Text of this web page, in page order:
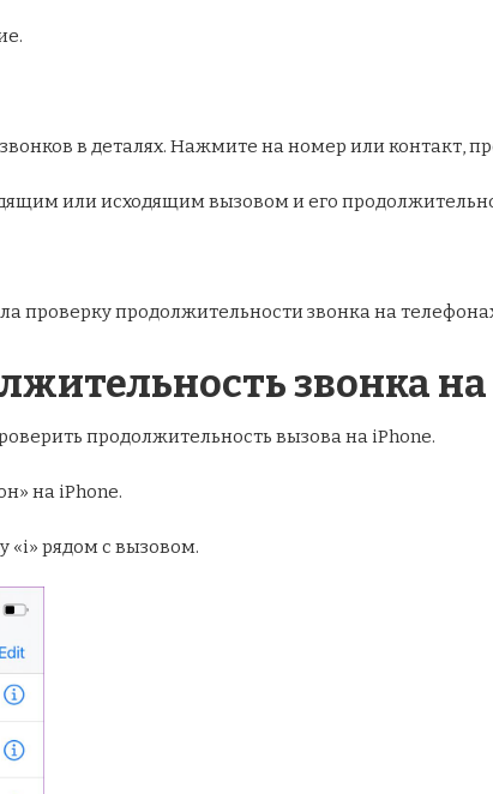
в деталях. Нажмите на номер или контакт,
или исходящим вызовом и его
проверку продолжительности звонка на
звонка
продолжительность вызова на iPhone.
на iPhone.
рядом с вызовом.